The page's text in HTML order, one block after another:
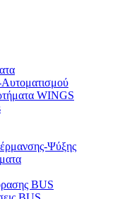
WINGS
Ψύξης
BUS